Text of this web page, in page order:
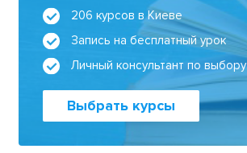
206 курсов в Киеве
Запись на бесплатный урок
Личный консультант по выбору
Выбрать курсы